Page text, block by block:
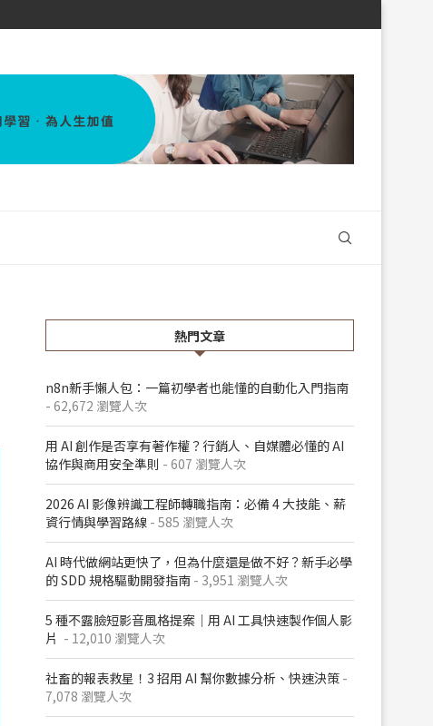
熱門文章
n8n新手懶人包：一篇初學者也能懂的自動化入門指南
- 62,672 瀏覽人次
用 AI 創作是否享有著作權？行銷人、自媒體必懂的 AI
協作與商用安全準則 - 607 瀏覽人次
2026 AI 影像辨識工程師轉職指南：必備 4 大技能、薪
資行情與學習路線 - 585 瀏覽人次
AI 時代做網站更快了，但為什麼還是做不好？新手必學
的 SDD 規格驅動開發指南 - 3,951 瀏覽人次
5 種不露臉短影音風格提案｜用 AI 工具快速製作個人影
片 - 12,010 瀏覽人次
社畜的報表救星！3 招用 AI 幫你數據分析、快速決策 -
7,078 瀏覽人次